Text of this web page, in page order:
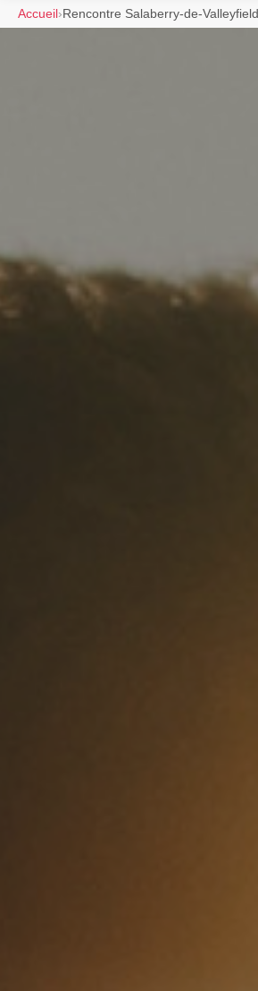
Accueil › Rencontre Salaberry-de-Valleyfield